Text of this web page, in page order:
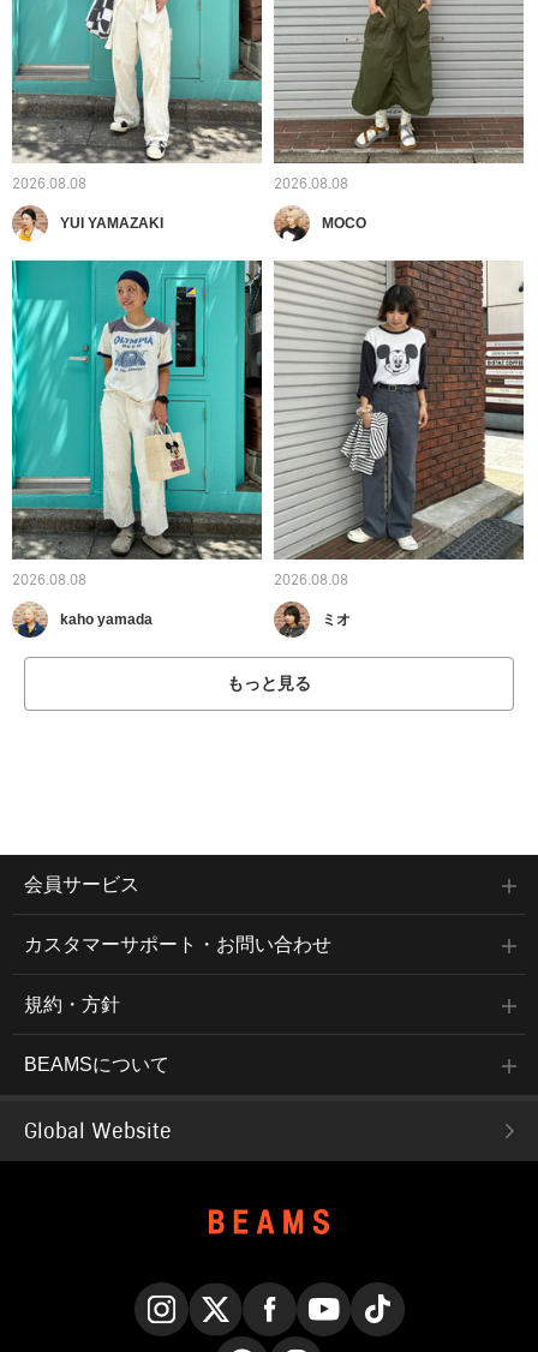
2026.08.08
YUI YAMAZAKI
2026.08.08
MOCO
2026.08.08
kaho yamada
2026.08.08
ミオ
もっと見る
会員サービス
カスタマーサポート・お問い合わせ
規約・方針
BEAMSについて
Global Website